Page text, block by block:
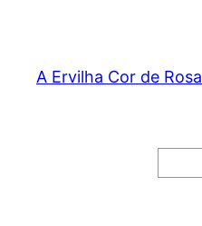
content
A Ervilha Cor de Rosa